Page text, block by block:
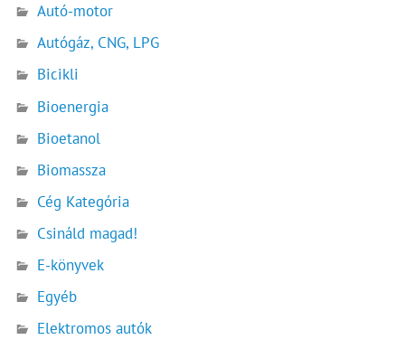
Autó-motor
Autógáz, CNG, LPG
Bicikli
Bioenergia
Bioetanol
Biomassza
Cég Kategória
Csináld magad!
E-könyvek
Egyéb
Elektromos autók